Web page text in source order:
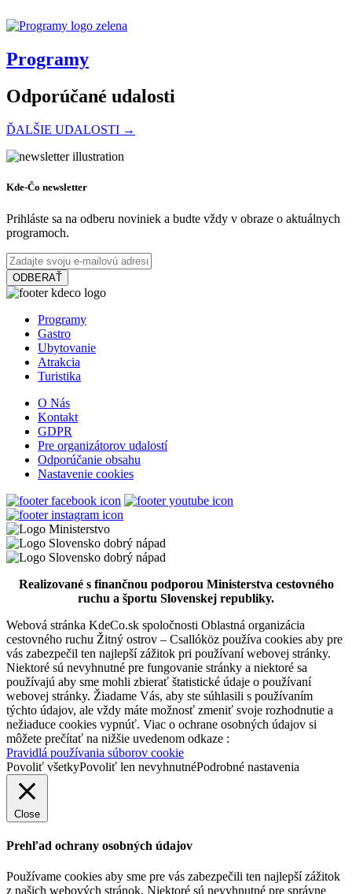
Programy
Odporúčané udalosti
ĎALŠIE UDALOSTI →
Malá večerná hudba
FestivalKoncert
Bazový festival
Kyselica, September 05
Festival Koncert
Podujatia v x-bionic sphere 2026
Šamorín, Február 20
Festival Kultúrne podujatie
Dni svätého Štefana v Šamoríne
Šamorín, August 14
FestivalKoncert
Mesto Šamorín
Šamorín, Január 01
Festival
Kde-Čo newsletter
Prihláste sa na odberu noviniek a budte vždy v obraze o aktuálnych
programoch.
ODBERAŤ
Programy
Gastro
Ubytovanie
Atrakcia
Turistika
O Nás
Kontakt
GDPR
Pre organizátorov udalostí
Odporúčanie obsahu
Nastavenie cookies
Realizované s finančnou podporou Ministerstva cestovného
ruchu a športu Slovenskej republiky.
Webová stránka KdeCo.sk spoločnosti Oblastná organizácia
cestovného ruchu Žitný ostrov – Csallóköz používa cookies aby pre
vás zabezpečil ten najlepší zážitok pri používaní webovej stránky.
Niektoré sú nevyhnutné pre fungovanie stránky a niektoré sa
používajú aby sme mohli zbierať štatistické údaje o používaní
webovej stránky. Žiadame Vás, aby ste súhlasili s používaním
týchto údajov, ale vždy máte možnosť zmeniť svoje rozhodnutie a
nežiaduce cookies vypnúť. Viac o ochrane osobných údajov si
môžete prečítať na nižšie uvedenom odkaze :
Pravidlá používania súborov cookie
Povoliť všetkyPovoliť len nevyhnutnéPodrobné nastavenia
Close
Prehľad ochrany osobných údajov
Používame cookies aby sme pre vás zabezpečili ten najlepší zážitok
z našich webových stránok. Niektoré sú nevyhnutné pre správne